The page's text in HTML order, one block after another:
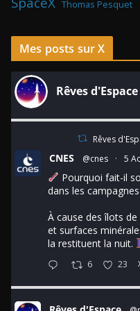
Thomas Pesquet
Mes posts sur X
Rêves d'Espace
Rêves
CNES @cnes · 5
Pourquoi fait-il
dans les
À cause des îlots
et surfaces
la restituent la nuit.
6 23